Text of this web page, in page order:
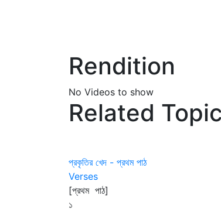
Rendition
No Videos to show
Related
প্রকৃতির খেদ - প্রথম পাঠ
Verses
[প্রথম পাঠ]
১